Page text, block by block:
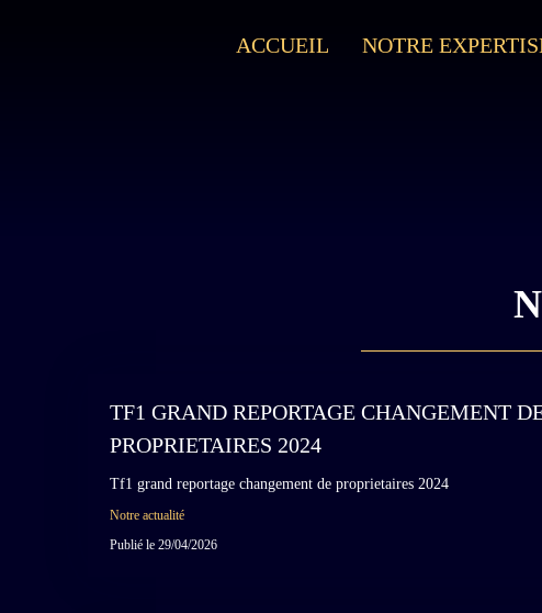
ACCUEIL NOTRE
TF1 GRAND REPORTAGE CHANGEMENT
PROPRIETAIRES 2024
Tf1 grand reportage changement de proprietaires 2024
Notre actualité
Publié le 29/04/2026